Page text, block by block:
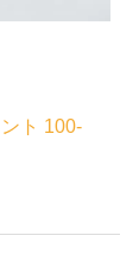
ト 100-